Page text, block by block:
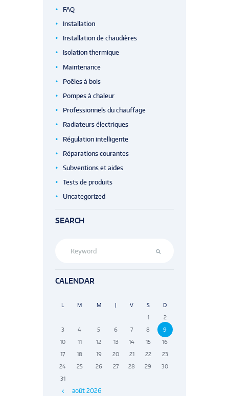
FAQ
Installation
Installation de chaudières
Isolation thermique
Maintenance
Poêles à bois
Pompes à chaleur
Professionnels du chauffage
Radiateurs électriques
Régulation intelligente
Réparations courantes
Subventions et aides
Tests de produits
Uncategorized
SEARCH
CALENDAR
août 2026
L M M J V S D
1
2
3
4 5 6 7 8
9
10
11 12 13 14 15
16
17
18 19 20 21 22
23
24
25 26 27 28 29
30
31